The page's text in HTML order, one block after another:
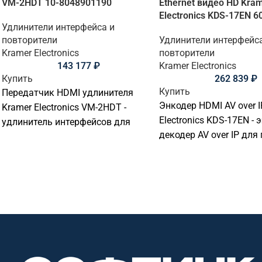
VM-2HDT 10-8048901190
Удлинители интерфейса и
повторители
Kramer Electronics
143 177 ₽
Купить
Передатчик HDMI удлинителя
Kramer Electronics VM-2HDT -
удлинитель интерфейсов для
Ethernet видео HD
Electronics KDS-17EN
Удлинители
повторители
Kramer Electronics
262 839 ₽
Купить
Энкодер HDMI AV over
Electronics KDS-17EN -
декодер AV over IP для
параметры: USB,